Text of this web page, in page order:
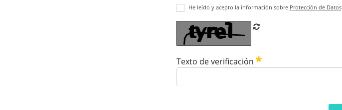
He leído y acepto la información sobre Protección de Datos
Refrescar CAPTCHA
Texto de verificación